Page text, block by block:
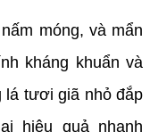
móng, và mẩn
kháng khuẩn và
lá tươi giã nhỏ đắp
hiệu quả nhanh